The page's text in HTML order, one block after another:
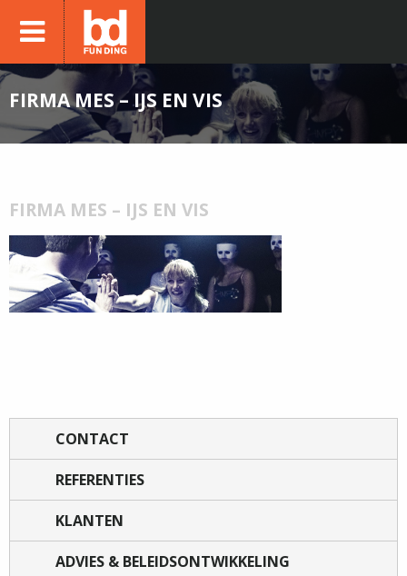
FIRMA MES – IJS EN VIS
FIRMA MES – IJS EN VIS
CONTACT
REFERENTIES
KLANTEN
ADVIES & BELEIDSONTWIKKELING